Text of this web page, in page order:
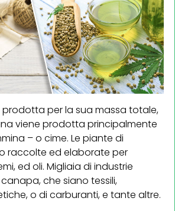
prodotta per la sua massa totale,
viene prodotta principalmente
– o cime. Le piante di
raccolte ed elaborate per
ed oli. Migliaia di industrie
che siano tessili,
o di carburanti, e tante altre.